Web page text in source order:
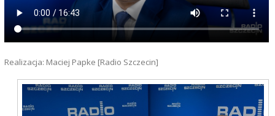
Realizacja: Maciej Papke [Radio Szczecin]